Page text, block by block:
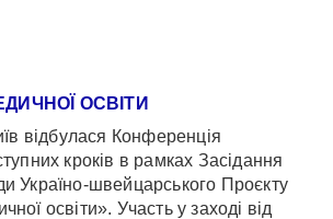
ОСВІТИ
відбулася Конференція
кроків в рамках Засідання
Україно-швейцарського Проєкту
освіти». Участь у заході від